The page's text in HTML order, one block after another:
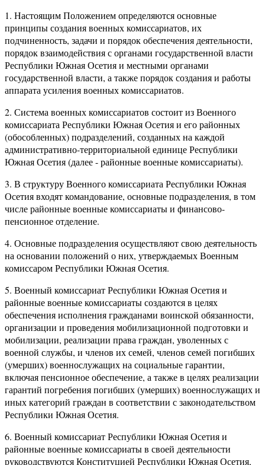
1. Настоящим Положением определяются основные
принципы создания военных комиссариатов, их
подчиненность, задачи и порядок обеспечения деятельности,
порядок взаимодействия с органами государственной власти
Республики Южная Осетия и местными органами
государственной власти, а также порядок создания и работы
аппарата усиления военных комиссариатов.
2. Система военных комиссариатов состоит из Военного
комиссариата Республики Южная Осетия и его районных
(обособленных) подразделений, созданных на каждой
административно-территориальной единице Республики
Южная Осетия (далее - районные военные комиссариаты).
3. В структуру Военного комиссариата Республики Южная
Осетия входят командование, основные подразделения, в том
числе районные военные комиссариаты и финансово-
пенсионное отделение.
4. Основные подразделения осуществляют свою деятельность
на основании положений о них, утверждаемых Военным
комиссаром Республики Южная Осетия.
5. Военный комиссариат Республики Южная Осетия и
районные военные комиссариаты создаются в целях
обеспечения исполнения гражданами воинской обязанности,
организации и проведения мобилизационной подготовки и
мобилизации, реализации права граждан, уволенных с
военной службы, и членов их семей, членов семей погибших
(умерших) военнослужащих на социальные гарантии,
включая пенсионное обеспечение, а также в целях реализации
гарантий погребения погибших (умерших) военнослужащих и
иных категорий граждан в соответствии с законодательством
Республики Южная Осетия.
6. Военный комиссариат Республики Южная Осетия и
районные военные комиссариаты в своей деятельности
руководствуются Конституцией Республики Южная Осетия,